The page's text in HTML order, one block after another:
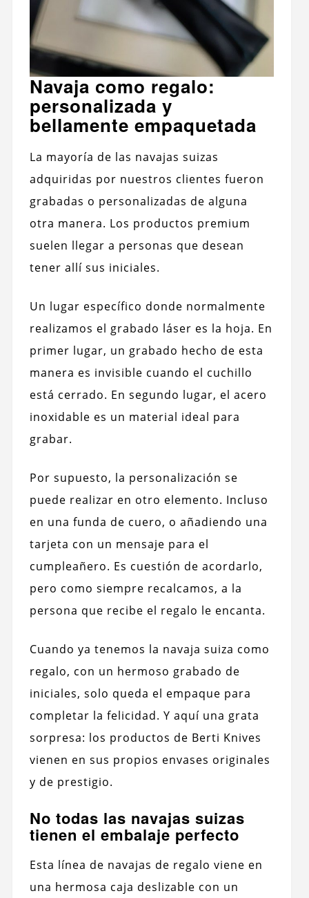
Navaja como regalo:
personalizada y
bellamente empaquetada
La mayoría de las navajas suizas
adquiridas por nuestros clientes fueron
grabadas o personalizadas de alguna
otra manera. Los productos premium
suelen llegar a personas que desean
tener allí sus iniciales.
Un lugar específico donde normalmente
realizamos el grabado láser es la hoja. En
primer lugar, un grabado hecho de esta
manera es invisible cuando el cuchillo
está cerrado. En segundo lugar, el acero
inoxidable es un material ideal para
grabar.
Por supuesto, la personalización se
puede realizar en otro elemento. Incluso
en una funda de cuero, o añadiendo una
tarjeta con un mensaje para el
cumpleañero. Es cuestión de acordarlo,
pero como siempre recalcamos, a la
persona que recibe el regalo le encanta.
Cuando ya tenemos la navaja suiza como
regalo, con un hermoso grabado de
iniciales, solo queda el empaque para
completar la felicidad. Y aquí una grata
sorpresa: los productos de Berti Knives
vienen en sus propios envases originales
y de prestigio.
No todas las navajas suizas
tienen el embalaje perfecto
Esta línea de navajas de regalo viene en
una hermosa caja deslizable con un